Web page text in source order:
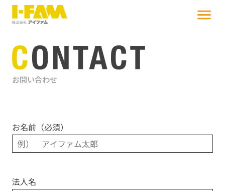
menu
お問い合わせ
お名前（必須）
法人名